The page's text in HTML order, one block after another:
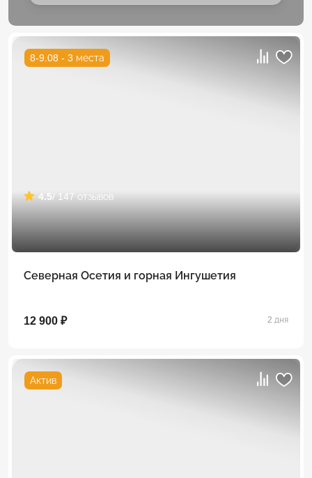
8-9.08 - 3 места
4.5/ 147 отзывов
Северная Осетия и горная Ингушетия
12 900 ₽ 2 дня
Актив